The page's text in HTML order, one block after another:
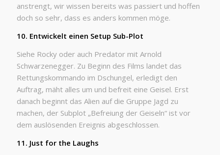
anstrengt, wir wissen bereits was passiert und hoffen
doch so sehr, dass es anders kommen möge.
10. Entwickelt einen Setup Sub-Plot
Siehe Rocky oder auch Predator mit Arnold
Schwarzenegger. Zu Beginn des Films landet das
Rettungskommando im Dschungel, erledigt den
Auftrag, mäht alles um und befreit eine Geisel. Erst
danach beginnt das Alien auf die Gruppe Jagd zu
machen, der Subplot „Befreiung der Geiseln“ ist vor
dem auslösenden Ereignis abgeschlossen.
11. Just for the Laughs